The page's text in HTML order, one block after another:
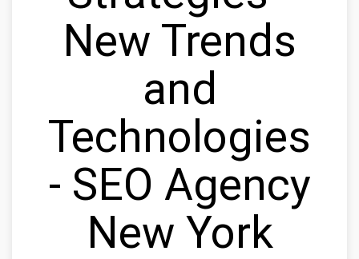
New Trends
and
Technologies
- SEO Agency
New York